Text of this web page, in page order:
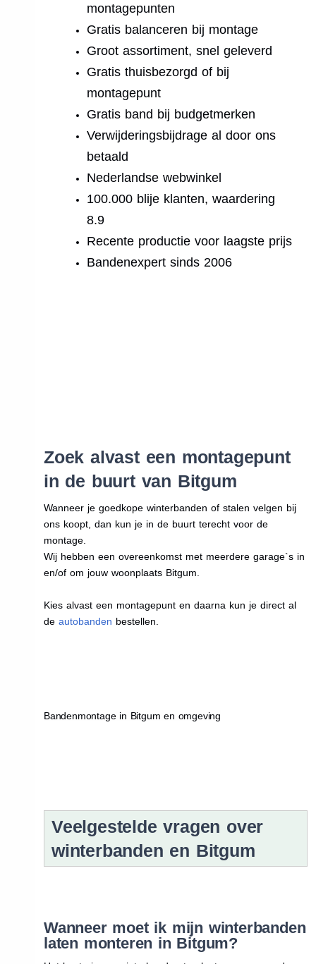
montagepunten
Gratis balanceren bij montage
Groot assortiment, snel geleverd
Gratis thuisbezorgd of bij
montagepunt
Gratis band bij budgetmerken
Verwijderingsbijdrage al door ons
betaald
Nederlandse webwinkel
100.000 blije klanten, waardering
8.9
Recente productie voor laagste prijs
Bandenexpert sinds 2006
Zoek alvast een montagepunt
in de buurt van Bitgum
Wanneer je goedkope winterbanden of stalen velgen bij
ons koopt, dan kun je in de buurt terecht voor de
montage.
Wij hebben een overeenkomst met meerdere garage`s in
en/of om jouw woonplaats Bitgum.
Kies alvast een montagepunt en daarna kun je direct al
de autobanden bestellen.
Bandenmontage in Bitgum en omgeving
Veelgestelde vragen over
winterbanden en Bitgum
Wanneer moet ik mijn winterbanden
laten monteren in Bitgum?